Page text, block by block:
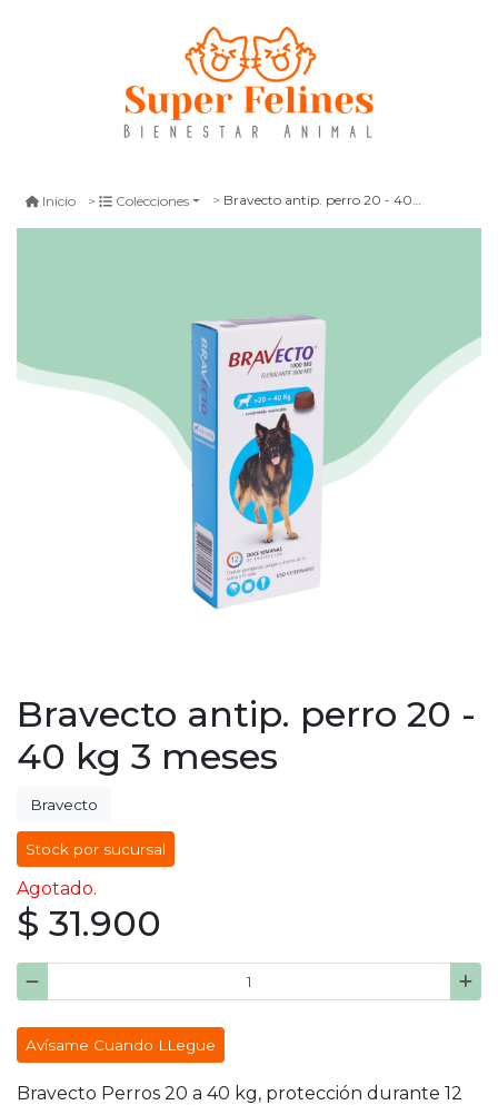
Inicio Colecciones Bravecto antip. perro 20 - 40 kg 3 meses
Bravecto antip. perro 20 -
40 kg 3 meses
Bravecto
Stock por sucursal
Agotado.
$ 31.900
Avísame Cuando LLegue
Bravecto Perros 20 a 40 kg, protección durante 12